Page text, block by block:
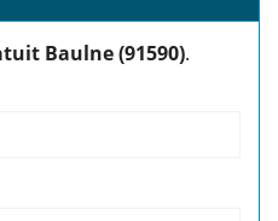
Baulne (91590).